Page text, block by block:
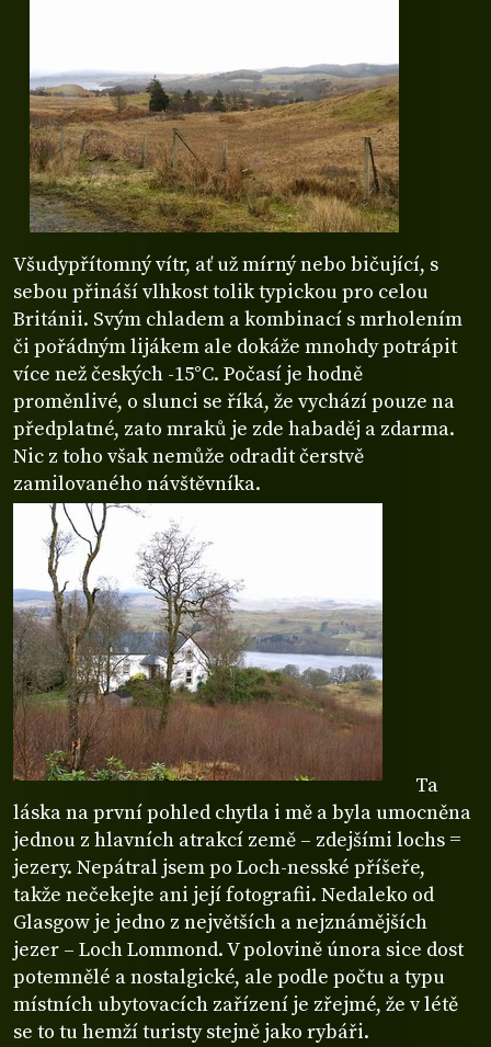
Všudypřítomný vítr, ať už mírný nebo bičující, s
sebou přináší vlhkost tolik typickou pro celou
Británii. Svým chladem a kombinací s mrholením
či pořádným lijákem ale dokáže mnohdy potrápit
více než českých -15°C. Počasí je hodně
proměnlivé, o slunci se říká, že vychází pouze na
předplatné, zato mraků je zde habaděj a zdarma.
Nic z toho však nemůže odradit čerstvě
zamilovaného návštěvníka.
Ta
láska na první pohled chytla i mě a byla umocněna
jednou z hlavních atrakcí země – zdejšími lochs =
jezery. Nepátral jsem po Loch-nesské příšeře,
takže nečekejte ani její fotografii. Nedaleko od
Glasgow je jedno z největších a nejznámějších
jezer – Loch Lommond. V polovině února sice dost
potemnělé a nostalgické, ale podle počtu a typu
místních ubytovacích zařízení je zřejmé, že v létě
se to tu hemží turisty stejně jako rybáři.